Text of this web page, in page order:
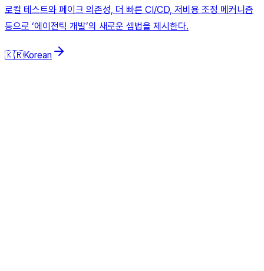
로컬 테스트와 페이크 의존성, 더 빠른 CI/CD, 저비용 조정 메커니즘
등으로 ‘에이전틱 개발’의 새로운 셈법을 제시한다.
🇰🇷Korean